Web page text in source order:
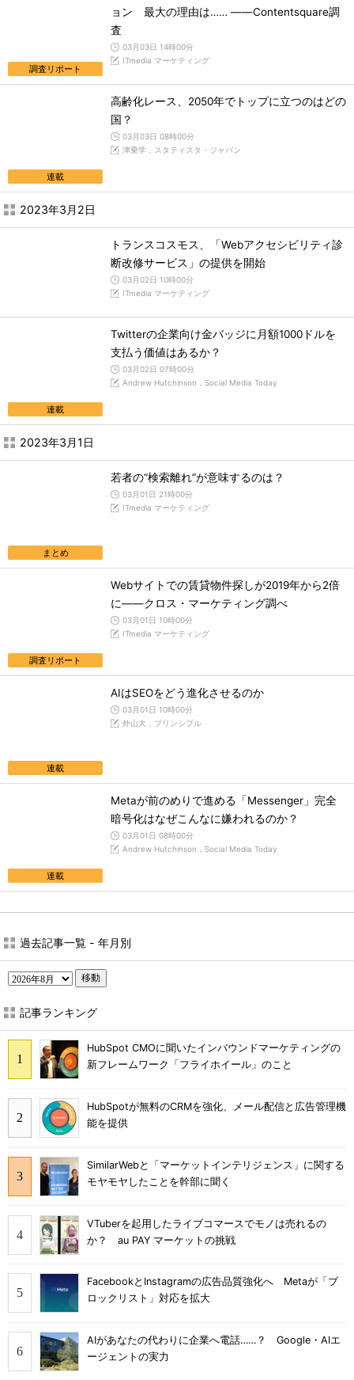
調査リポート
ョン 最大の理由は…… ――Contentsquare調
査
03月03日 14時00分
ITmedia マーケティング
連載
高齢化レース、2050年でトップに立つのはどの
国？
03月03日 08時00分
津乗学，スタティスタ・ジャパン
2023年3月2日
トランスコスモス、「Webアクセシビリティ診
断改修サービス」の提供を開始
03月02日 10時00分
ITmedia マーケティング
連載
Twitterの企業向け金バッジに月額1000ドルを
支払う価値はあるか？
03月02日 07時00分
Andrew Hutchinson，Social Media Today
2023年3月1日
まとめ
若者の“検索離れ”が意味するのは？
03月01日 21時00分
ITmedia マーケティング
調査リポート
Webサイトでの賃貸物件探しが2019年から2倍
に――クロス・マーケティング調べ
03月01日 10時00分
ITmedia マーケティング
連載
AIはSEOをどう進化させるのか
03月01日 10時00分
外山大，プリンシプル
連載
Metaが前のめりで進める「Messenger」完全
暗号化はなぜこんなに嫌われるのか？
03月01日 08時00分
Andrew Hutchinson，Social Media Today
過去記事一覧 - 年月別
移動
記事ランキング
HubSpot CMOに聞いたインバウンドマーケティングの
新フレームワーク「フライホイール」のこと
HubSpotが無料のCRMを強化、メール配信と広告管理機
能を提供
SimilarWebと「マーケットインテリジェンス」に関する
モヤモヤしたことを幹部に聞く
VTuberを起用したライブコマースでモノは売れるの
か？ au PAY マーケットの挑戦
FacebookとInstagramの広告品質強化へ Metaが「ブ
ロックリスト」対応を拡大
AIがあなたの代わりに企業へ電話……？ Google・AIエ
ージェントの実力